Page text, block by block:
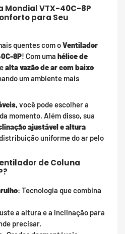
Mondial VTX-40C-8P
para Seu
quentes com oVentilador
8P! Com uma hélice de
alta vazão de ar com baixo
um ambiente mais
, você pode escolher a
momento. Além disso, sua
ajustável e altura
uniforme do ar pelo
de Coluna
: Tecnologia que combina
a altura e a inclinação para
precisar.